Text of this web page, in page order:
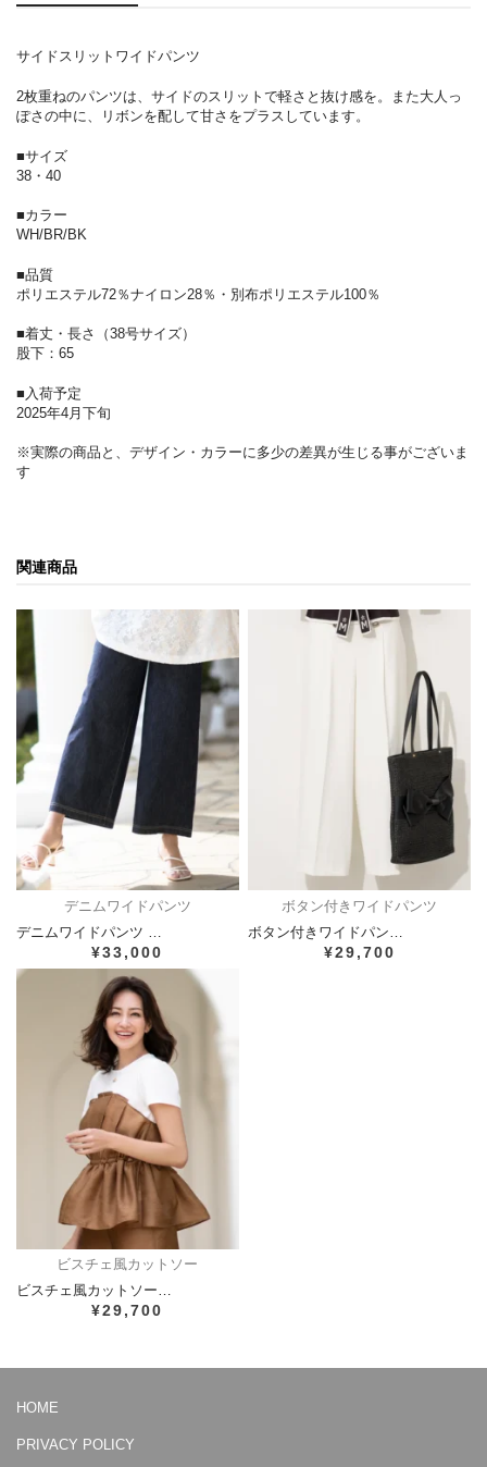
サイドスリットワイドパンツ
2枚重ねのパンツは、サイドのスリットで軽さと抜け感を。また大人っ
ぽさの中に、リボンを配して甘さをプラスしています。
■サイズ
38・40
■カラー
WH/BR/BK
■品質
ポリエステル72％ナイロン28％・別布ポリエステル100％
■着丈・長さ（38号サイズ）
股下：65
■入荷予定
2025年4月下旬
※実際の商品と、デザイン・カラーに多少の差異が生じる事がございま
す
関連商品
デニムワイドパンツ
デニムワイドパンツ …
¥33,000
ボタン付きワイドパンツ
ボタン付きワイドパン…
¥29,700
ビスチェ風カットソー
ビスチェ風カットソー…
¥29,700
HOME
PRIVACY POLICY